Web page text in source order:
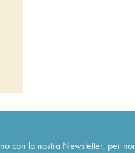
con la nostra Newsletter, per